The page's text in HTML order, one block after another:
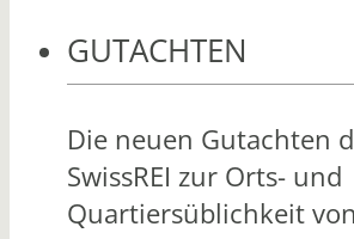
GUTACHTEN
Die neuen Gutachten
SwissREI zur Orts- und
Quartiersüblichkeit von